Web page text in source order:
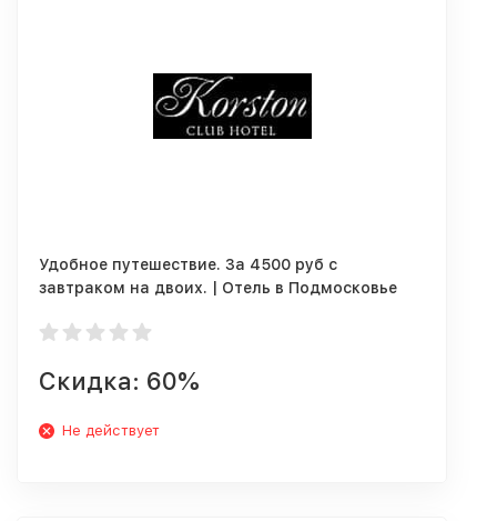
Удобное путешествие. За 4500 руб с
завтраком на двоих. | Отель в Подмосковье
Скидка: 60%
Не действует